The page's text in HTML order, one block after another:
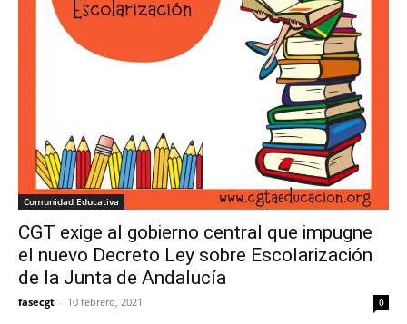
Comunidad Educativa
CGT exige al gobierno central que impugne
el nuevo Decreto Ley sobre Escolarización
de la Junta de Andalucía
fasecgt - 10 febrero, 2021 0